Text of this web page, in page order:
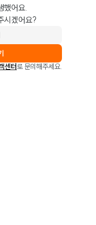
했어요.
시겠어요?
센터로 문의해주세요.